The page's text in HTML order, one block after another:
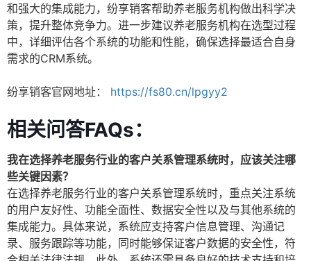
和强大的集成能力，纷享销客帮助养老服务机构做出科学决
策，提升整体竞争力。进一步建议养老服务机构在选型过程
中，详细评估各个系统的功能和性能，确保选择最适合自身
需求的CRM系统。
纷享销客官网地址： https://fs80.cn/lpgyy2
相关问答FAQs：
我在选择养老服务行业的客户关系管理系统时，应该关注哪
些关键因素？
在选择养老服务行业的客户关系管理系统时，重点关注系统
的用户友好性、功能全面性、数据安全性以及与其他系统的
集成能力。具体来说，系统应支持客户信息管理、沟通记
录、服务跟踪等功能，同时能够保证客户数据的安全性，符